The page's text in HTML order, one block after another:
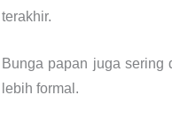
terakhir.
Bunga papan juga sering
lebih formal.